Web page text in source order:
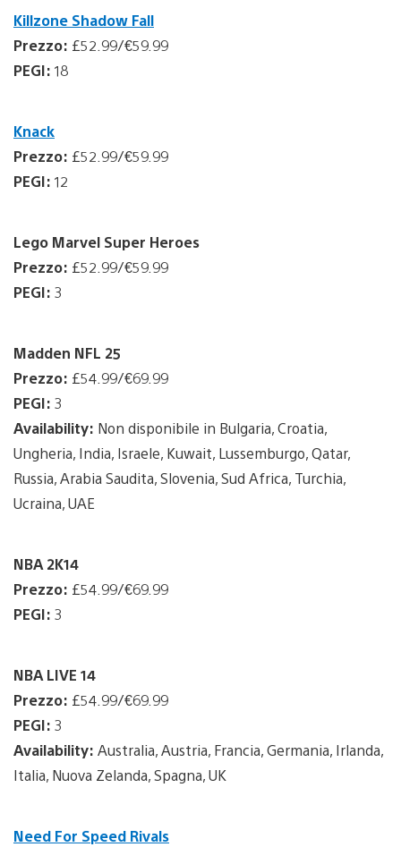
Killzone Shadow Fall
Prezzo: £52.99/€59.99
PEGI: 18
Knack
Prezzo: £52.99/€59.99
PEGI: 12
Lego Marvel Super Heroes
Prezzo: £52.99/€59.99
PEGI: 3
Madden NFL 25
Prezzo: £54.99/€69.99
PEGI: 3
Availability: Non disponibile in Bulgaria, Croatia,
Ungheria, India, Israele, Kuwait, Lussemburgo, Qatar,
Russia, Arabia Saudita, Slovenia, Sud Africa, Turchia,
Ucraina, UAE
NBA 2K14
Prezzo: £54.99/€69.99
PEGI: 3
NBA LIVE 14
Prezzo: £54.99/€69.99
PEGI: 3
Availability: Australia, Austria, Francia, Germania, Irlanda,
Italia, Nuova Zelanda, Spagna, UK
Need For Speed Rivals